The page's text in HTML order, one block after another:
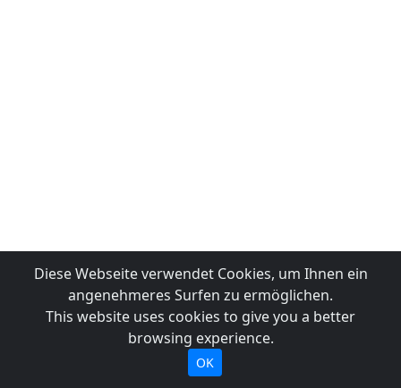
Diese Webseite verwendet Cookies, um Ihnen ein
angenehmeres Surfen zu ermöglichen.
This website uses cookies to give you a better
browsing experience.
OK